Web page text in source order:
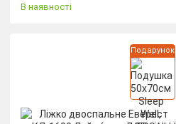
В наявності
Подарунок